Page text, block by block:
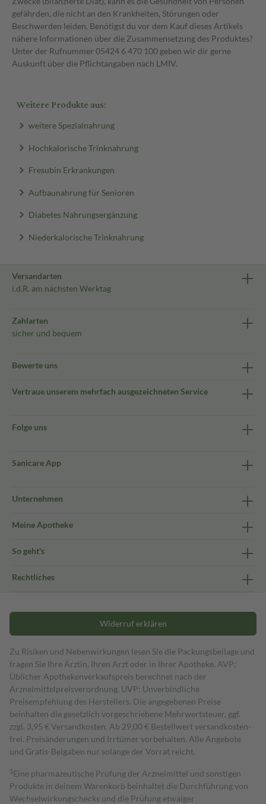
gefährden, die nicht an den Krankheiten, Störungen oder
Beschwerden leiden. Benötigst du vor dem Kauf dieses Artikels
nähere Informationen über die Zusammensetzung des Produktes?
Unter der Rufnummer 05424 6 470 100 geben wir dir gerne
Auskunft über die Pflichtangaben nach LMIV.
Weitere Produkte aus:
weitere Spezialnahrung
Hochkalorische Trinknahrung
Fresubin Erkrankungen
Aufbaunahrung für Senioren
Diabetes Nahrungsergänzung
Niederkalorische Trinknahrung
Versandarten
i.d.R. am nächsten Werktag
Zahlarten
sicher und bequem
Bewerte uns
Vertraue unserem mehrfach ausgezeichneten Service
Folge uns
Sanicare App
Unternehmen
Meine Apotheke
So geht's
Rechtliches
Widerruf erklären
Zu Risiken und Nebenwirkungen lesen Sie die Packungsbeilage und
fragen Sie Ihre Ärztin, Ihren Arzt oder in Ihrer Apotheke. AVP:
Üblicher Apothekenverkaufspreis berechnet nach der
Arzneimittelpreisverordnung. UVP: Unverbindliche
Preisempfehlung des Herstellers. Die angegebenen Preise
beinhalten die gesetzlich vorgeschriebene Mehrwertsteuer, ggf.
zzgl. 3,95 € Versandkosten. Ab 29,00 € Bestell­wert versand­kosten­
frei. Preisänderungen und Irrtümer vorbehalten. Alle Angebote
und Gratis-Beigaben nur solange der Vorrat reicht.
1 Eine pharmazeutische Prüfung der Arzneimittel und sonstigen
Produkte in deinem Warenkorb beinhaltet die Durchführung von
Wechselwirkungschecks und die Prüfung etwaiger